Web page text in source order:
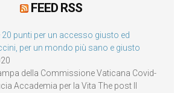
FEED RSS
20 punti per un accesso giusto ed
per un mondo più sano e giusto
della Commissione Vaticana Covid-
Accademia per la Vita The post Il